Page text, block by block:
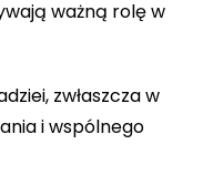
ważną rolę w
zwłaszcza w
i wspólnego